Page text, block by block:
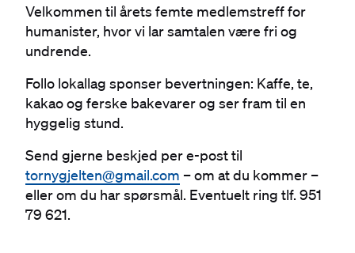
Velkommen til årets femte medlemstreff for
humanister, hvor vi lar samtalen være fri og
undrende.
Follo lokallag sponser bevertningen: Kaffe, te,
kakao og ferske bakevarer og ser fram til en
hyggelig stund.
Send gjerne beskjed per e-post til
tornygjelten@gmail.com – om at du kommer –
eller om du har spørsmål. Eventuelt ring tlf. 951
79 621.